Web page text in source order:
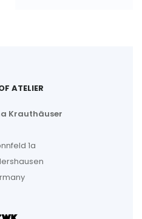
ATELIER
Krauthäuser
1a